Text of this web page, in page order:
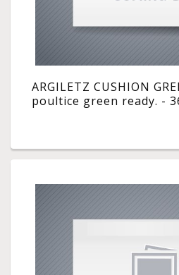
ARGILETZ CUSHION
poultice green ready. -